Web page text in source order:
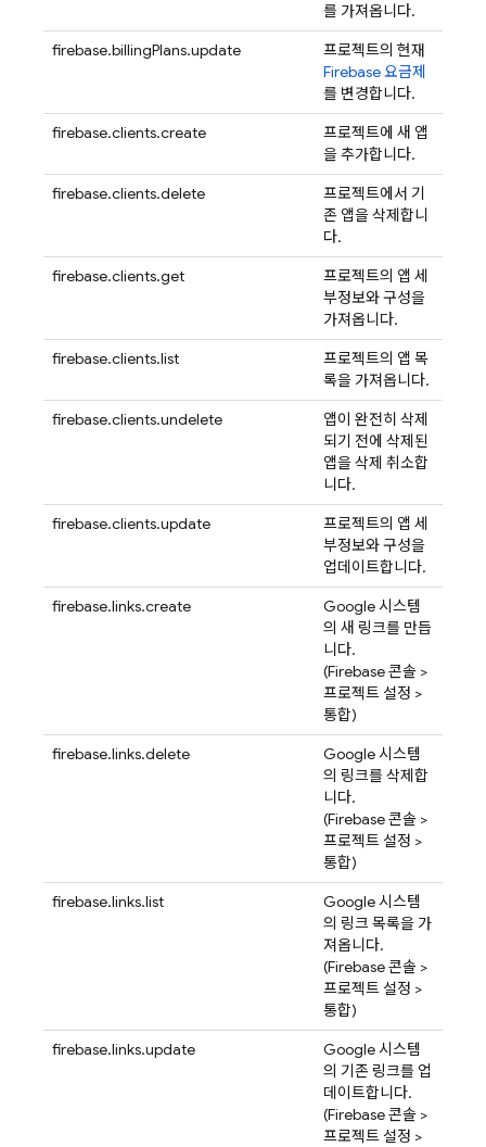
를 가져옵니다.
firebase.billingPlans.update
프로젝트의 현재
Firebase 요금제
를 변경합니다.
firebase.clients.create
프로젝트에 새 앱
을 추가합니다.
firebase.clients.delete
프로젝트에서 기
존 앱을 삭제합니
다.
firebase.clients.get
프로젝트의 앱 세
부정보와 구성을
가져옵니다.
firebase.clients.list
프로젝트의 앱 목
록을 가져옵니다.
firebase.clients.undelete
앱이 완전히 삭제
되기 전에 삭제된
앱을 삭제 취소합
니다.
firebase.clients.update
프로젝트의 앱 세
부정보와 구성을
업데이트합니다.
firebase.links.create
Google 시스템
의 새 링크를 만듭
니다.
(Firebase콘솔 >
프로젝트 설정 >
통합)
firebase.links.delete
Google 시스템
의 링크를 삭제합
니다.
(Firebase콘솔 >
프로젝트 설정 >
통합)
firebase.links.list
Google 시스템
의 링크 목록을 가
져옵니다.
(Firebase콘솔 >
프로젝트 설정 >
통합)
firebase.links.update
Google 시스템
의 기존 링크를 업
데이트합니다.
(Firebase콘솔 >
프로젝트 설정 >